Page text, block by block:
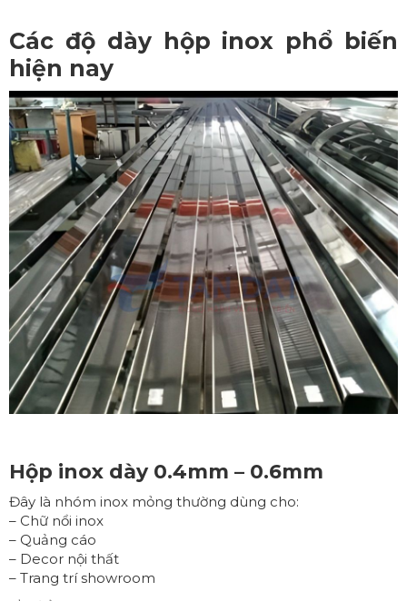
Các độ dày hộp inox phổ biến
hiện nay
Hộp inox dày 0.4mm – 0.6mm
Đây là nhóm inox mỏng thường dùng cho:
– Chữ nổi inox
– Quảng cáo
– Decor nội thất
– Trang trí showroom